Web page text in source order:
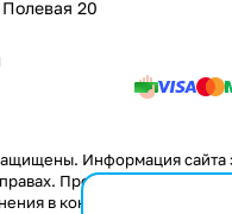
20
Информация
Производители
в конструкцию